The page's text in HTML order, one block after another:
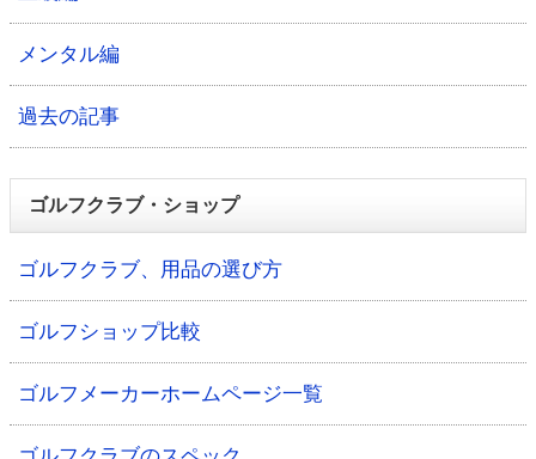
メンタル編
過去の記事
ゴルフクラブ・ショップ
ゴルフクラブ、用品の選び方
ゴルフショップ比較
ゴルフメーカーホームページ一覧